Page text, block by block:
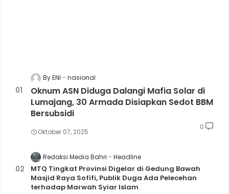
By ENI nasional
Oknum ASN Diduga Dalangi Mafia Solar di
Lumajang, 30 Armada Disiapkan Sedot BBM
Bersubsidi
Oktober 07, 2025
0
Redaksi Media Bahri Headline
MTQ Tingkat Provinsi Digelar di Gedung Bawah
Masjid Raya Sofifi, Publik Duga Ada Pelecehan
terhadap Marwah Syiar Islam